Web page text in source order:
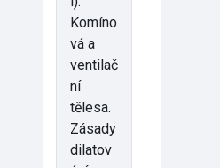
Komíno
vá a
ventilač
ní
tělesa.
Zásady
dilatov